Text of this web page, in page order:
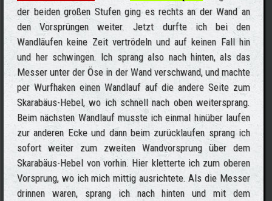
der beiden großen Stufen ging es rechts an der Wand an
den Vorsprüngen weiter. Jetzt durfte ich bei den
Wandläufen keine Zeit vertrödeln und auf keinen Fall hin
und her schwingen. Ich sprang also nach hinten, als das
Messer unter der Öse in der Wand verschwand, und machte
per Wurfhaken einen Wandlauf auf die andere Seite zum
Skarabäus-Hebel, wo ich schnell nach oben weitersprang.
Beim nächsten Wandlauf musste ich einmal hinüber laufen
zur anderen Ecke und dann beim zurücklaufen sprang ich
sofort weiter zum zweiten Wandvorsprung über dem
Skarabäus-Hebel von vorhin. Hier kletterte ich zum oberen
Vorsprung, wo ich mich mittig ausrichtete. Als die Messer
drinnen waren, sprang ich nach hinten und mit dem